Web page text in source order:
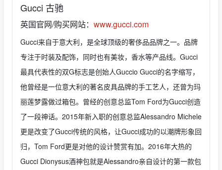
Gucci 古驰
英国官网/购买网站： www.gucci.com
Gucci来自于意大利，是全球顶级的奢侈品品牌之一。品牌
专注于时装及配饰，同时也有美妆，香水等产品线。Gucci
最具代表性的双G标志是创始人Guccio Gucci的名字缩写，
他曾经是一位意大利的著名皮具品牌的手工艺人，还曾为玛
丽莲梦露做过箱包。曾经的创意总监Tom Ford为Gucci创造
了一段神话。2015年新入职的创意总监Alessandro Michele
更是改变了Gucci传统的风格，让Gucci成功的以潮牌形象回
归，Tom Ford更是对他的设计赞赏有加。2016年大热的
Gucci Dionysus酒神包就是Alessandro亲自设计的第一款包